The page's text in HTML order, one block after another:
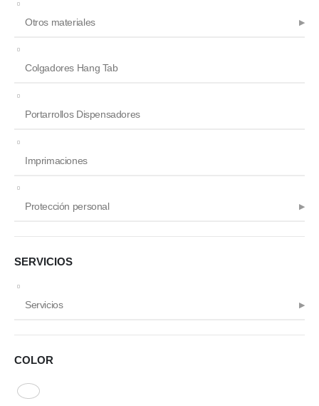
Otros materiales
Colgadores Hang Tab
Portarrollos Dispensadores
Imprimaciones
Protección personal
SERVICIOS
Servicios
COLOR